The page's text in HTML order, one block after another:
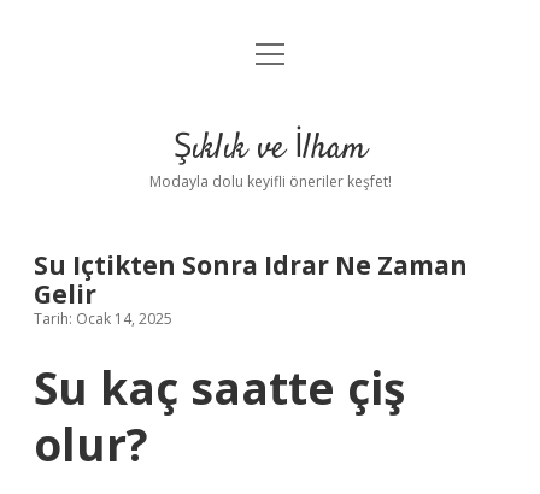
Anasayfa
Yasal Uyarı
menüyü
Şıklık ve İlham
Modayla dolu keyifli öneriler keşfet!
Su Içtikten Sonra Idrar Ne Zaman
Gelir
Tarih: Ocak 14, 2025
Su kaç saatte çiş
olur?